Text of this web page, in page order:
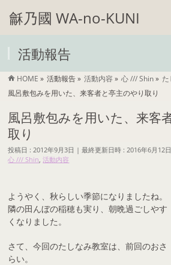
龢乃國 WA-no-KUNI
活動報告
HOME » 活動報告» 活動内容 » 心 /// Shin»
風呂敷包みを用いた、来客者と亭主のやり取り
風呂敷包みを用いた、来客
取り
投稿日 : 2012年9月3日 最終更新日時 : 2016年6月12日
心 /// Shin,活動内容
ようやく、秋らしい季節になりましたね。
隣の田んぼの稲穂も実り、朝晩過ごしやす
くなりました。
さて、今回のたしなみ教室は、前回のおさ
らい。